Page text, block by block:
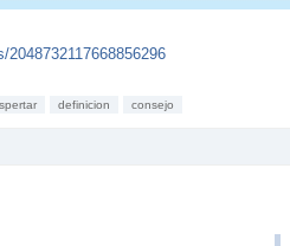
definicion consejo